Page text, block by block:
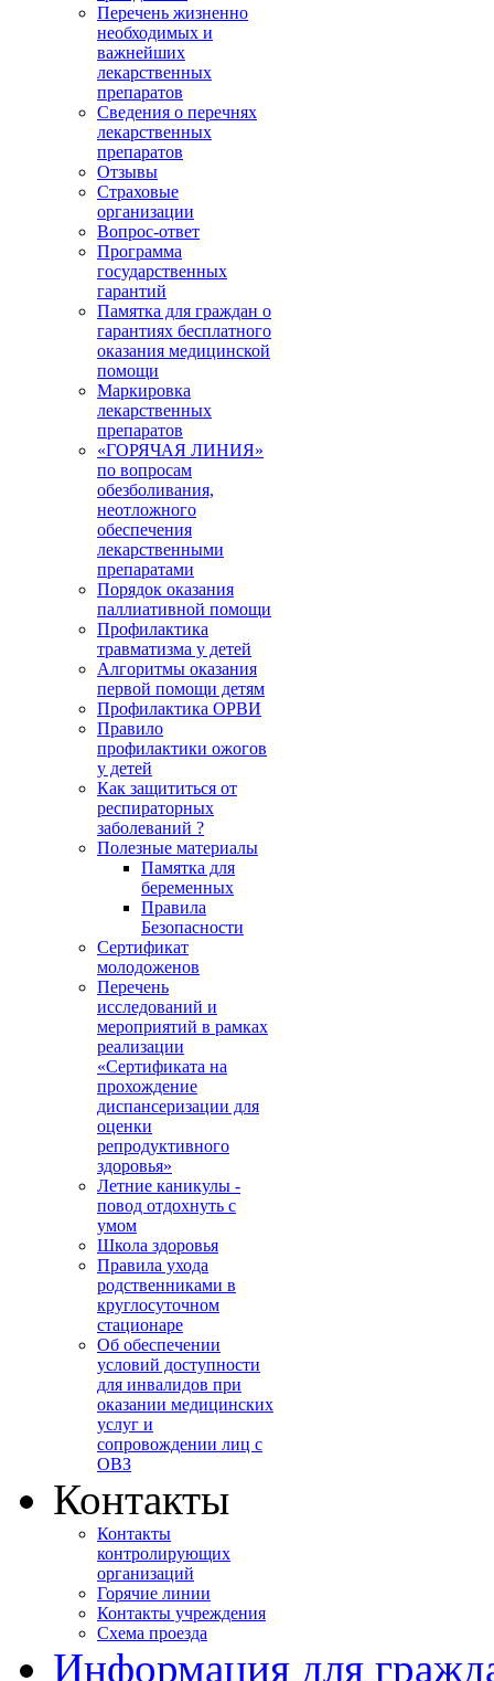
Перечень жизненно
необходимых и
важнейших
лекарственных
препаратов
Сведения о перечнях
лекарственных
препаратов
Отзывы
Страховые
организации
Вопрос-ответ
Программа
государственных
гарантий
Памятка для граждан о
гарантиях бесплатного
оказания медицинской
помощи
Маркировка
лекарственных
препаратов
«ГОРЯЧАЯ ЛИНИЯ»
по вопросам
обезболивания,
неотложного
обеспечения
лекарственными
препаратами
Порядок оказания
паллиативной помощи
Профилактика
травматизма у детей
Алгоритмы оказания
первой помощи детям
Профилактика ОРВИ
Правило
профилактики ожогов
у детей
Как защититься от
респираторных
заболеваний ?
Полезные материалы
Памятка для
беременных
Правила
Безопасности
Сертификат
молодоженов
Перечень
исследований и
мероприятий в рамках
реализации
«Сертификата на
прохождение
диспансеризации для
оценки
репродуктивного
здоровья»
Летние каникулы -
повод отдохнуть с
умом
Школа здоровья
Правила ухода
родственниками в
круглосуточном
стационаре
Об обеспечении
условий доступности
для инвалидов при
оказании медицинских
услуг и
сопровождении лиц с
ОВЗ
Контакты
Контакты
контролирующих
организаций
Горячие линии
Контакты учреждения
Схема проезда
Информация для